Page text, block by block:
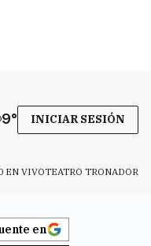
9° INICIAR SESIÓN
EN VIVOTEATRO TRONADOR
en